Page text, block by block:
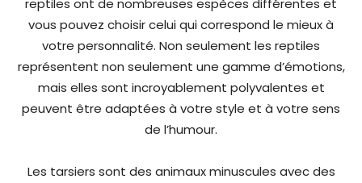
reptiles ont de nombreuses espèces différentes et
vous pouvez choisir celui qui correspond le mieux à
votre personnalité. Non seulement les reptiles
représentent non seulement une gamme d’émotions,
mais elles sont incroyablement polyvalentes et
peuvent être adaptées à votre style et à votre sens
de l’humour.
Les tarsiers sont des animaux minuscules avec des